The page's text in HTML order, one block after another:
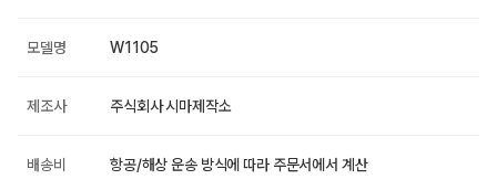
모델명 W1105
제조사 주식회사 시마제작소
배송비 항공/해상 운송 방식에 따라 주문서에서 계산